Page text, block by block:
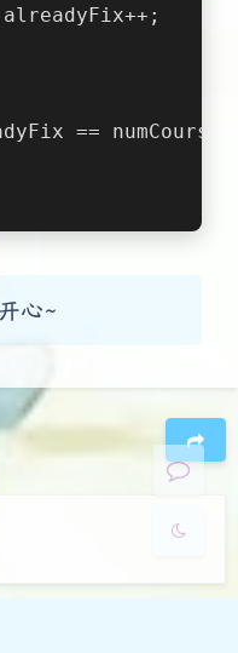
Sans Serif
日落 暗化 灰度
==
心~